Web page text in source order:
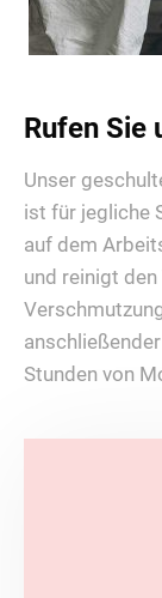
Rufen Sie
Unser
ist für jegliche
auf dem
und reinigt
Stunden von